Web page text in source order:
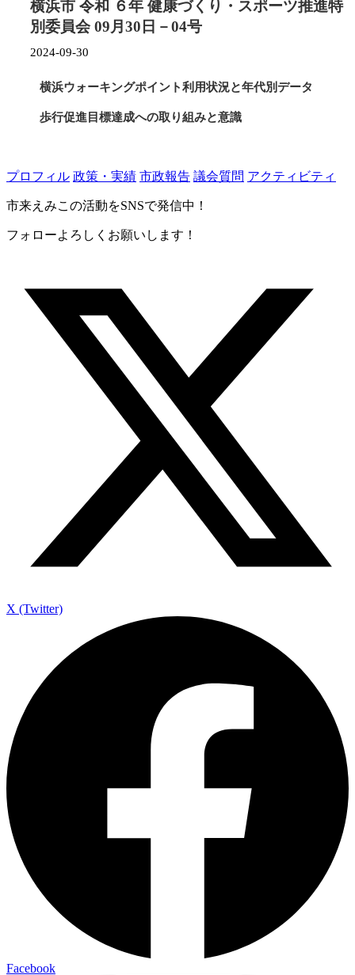
横浜市 令和 ６年 健康づくり・スポーツ推進特
別委員会 09月30日－04号
2024-09-30
横浜ウォーキングポイント利用状況と年代別データ
歩行促進目標達成への取り組みと意識
プロフィル 政策・実績 市政報告 議会質問 アクティビティ
市来えみこの活動をSNSで発信中！
フォローよろしくお願いします！
X (Twitter)
Facebook